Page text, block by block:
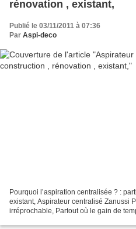
rénovation , existant,
Publié le 03/11/2011 à 07:36
Par Aspi-deco
Pourquoi l’aspiration centralisée ? :
existant, Aspirateur centralisé Zanussi
irréprochable, Partout où le gain de